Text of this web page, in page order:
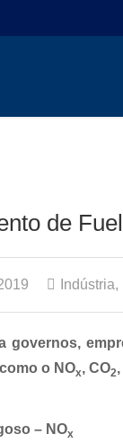
de
Indústria,
governos,
o NOx, CO2
– NOx